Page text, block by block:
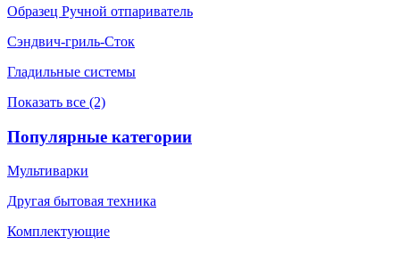
Образец Ручной отпариватель
Сэндвич-гриль-Сток
Гладильные системы
Показать все (2)
Популярные категории
Мультиварки
Другая бытовая техника
Комплектующие